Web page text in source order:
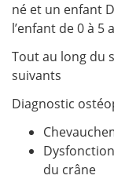
né et un enfant
l’enfant de 0 à 5
Tout au long du
suivants
Diagnostic
du crâne